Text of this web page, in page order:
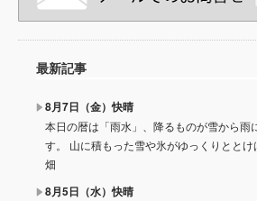
最新記事
8月7日（金）快晴
本日の暦は「雨水」、降るものが雪から雨
す。 山に積もった雪や氷がゆっくりとと
畑
8月5日（水）快晴